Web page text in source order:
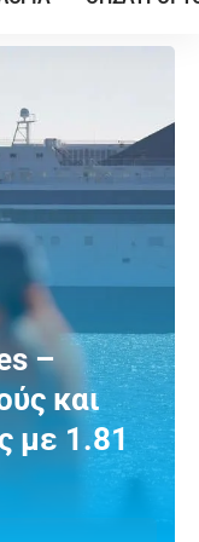
–
και
με 1.81